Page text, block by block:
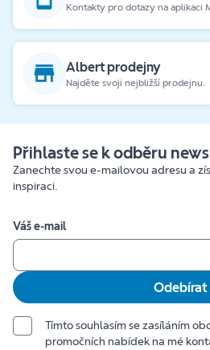
Kontakty pro dotazy na aplikaci
Albert prodejny
Najděte svoji nejbližší prodejnu.
Přihlaste se k odběru
Zanechte svou e-mailovou adresu a
inspiraci.
Váš e-mail
Odebírat
Tímto souhlasím se zasíláním
promočních nabídek na mé